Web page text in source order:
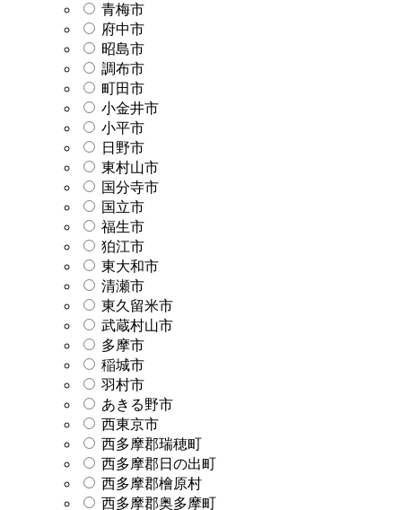
青梅市
府中市
昭島市
調布市
町田市
小金井市
小平市
日野市
東村山市
国分寺市
国立市
福生市
狛江市
東大和市
清瀬市
東久留米市
武蔵村山市
多摩市
稲城市
羽村市
あきる野市
西東京市
西多摩郡瑞穂町
西多摩郡日の出町
西多摩郡檜原村
西多摩郡奥多摩町